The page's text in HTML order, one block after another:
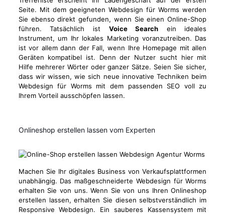
Seite. Mit dem geeigneten Webdesign für Worms werden
Sie ebenso direkt gefunden, wenn Sie einen Online-Shop
führen. Tatsächlich ist Voice Search ein ideales
Instrument, um Ihr lokales Marketing voranzutreiben. Das
ist vor allem dann der Fall, wenn Ihre Homepage mit allen
Geräten kompatibel ist. Denn der Nutzer sucht hier mit
Hilfe mehrerer Wörter oder ganzer Sätze. Seien Sie sicher,
dass wir wissen, wie sich neue innovative Techniken beim
Webdesign für Worms mit dem passenden SEO voll zu
Ihrem Vorteil ausschöpfen lassen.
Onlineshop erstellen lassen vom Experten
Machen Sie Ihr digitales Business von Verkaufsplattformen
unabhängig. Das maßgeschneiderte Webdesign für Worms
erhalten Sie von uns. Wenn Sie von uns Ihren Onlineshop
erstellen lassen, erhalten Sie diesen selbstverständlich im
Responsive Webdesign. Ein sauberes Kassensystem mit